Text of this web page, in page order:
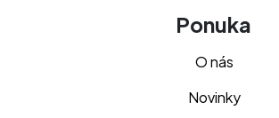
Ponuka
O nás
Novinky